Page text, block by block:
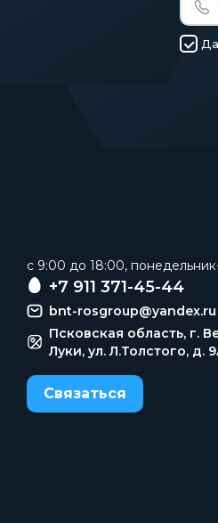
c 9:00 до 18:00,
+7 911 371-45-44
bnt-rosgroup@yandex.ru
Псковская область, г.
Луки, ул. Л.Толстого, д.
Связаться